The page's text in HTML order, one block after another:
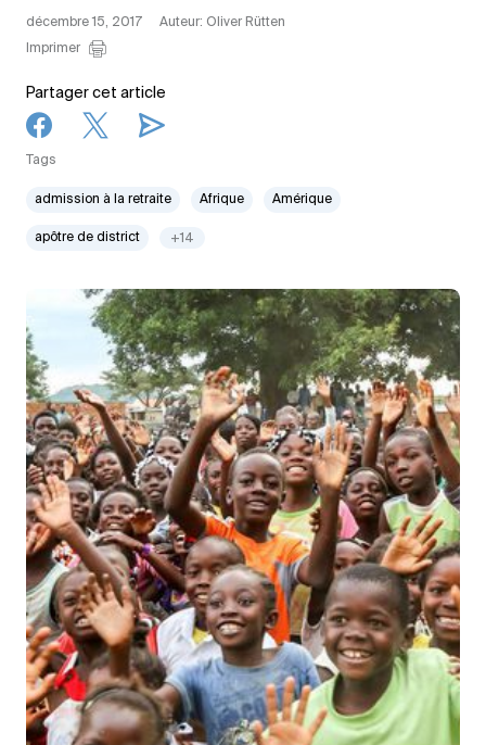
décembre 15, 2017
Auteur: Oliver Rütten
Imprimer
Partager cet article
Tags
admission à la retraite Afrique Amérique
apôtre de district +14